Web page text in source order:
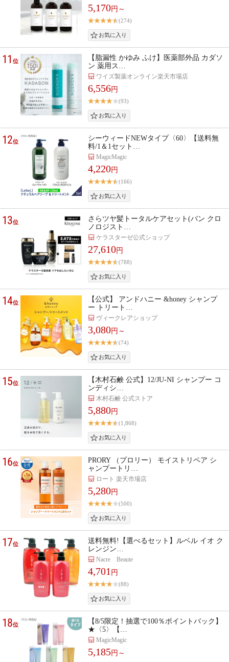
5,170円～
(274)
11位
【脂漏性 かゆみ ふけ】医薬部外品 カダソ
ン 薬用ス…
ワイズ製薬オンライン楽天市場店
6,556円
(93)
12位
シーウィードNEWタイプ〈60〉【送料無
料/1＆1セット…
MagicMagic
4,220円
(166)
13位
さらツヤ髪トータルケアセット(バン クロ
ノロジスト…
ケラスターゼ公式ショップ
27,610円
(788)
14位
【公式】 アンドハニー &honey シャンプ
ー トリート…
ヴィークレアショップ
3,080円～
(74)
15位
【木村石鹸 公式】12/JU-NI シャンプー コ
ンディシ…
木村石鹸 公式ストア
5,880円
(1,868)
16位
PRORY （プロリー） モイストリペア シ
ャンプートリ…
ロート 楽天市場店
5,280円
(500)
17位
送料無料!【選べるセット】ルベル イオ ク
レンジン…
Nacre Beaute
4,701 円
(88)
18位
【8/5限定！抽選で100％ポイントバック】
★〈5〉【…
MagicMagic
5,185円～